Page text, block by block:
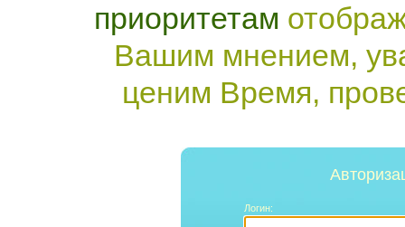
приоритетам
Вашим мнением,
ценим Время,
Логин: